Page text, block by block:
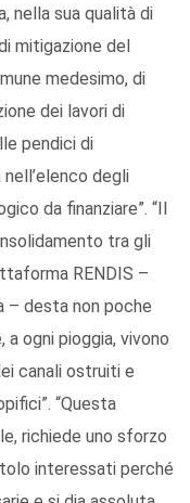
nella sua qualità di
mitigazione del
medesimo, di
dei lavori di
pendici di
nell’elenco degli
da finanziare”. “Il
tra gli
RENDIS –
– desta non poche
ogni pioggia, vivono
canali ostruiti e
“Questa
richiede uno sforzo
interessati perché